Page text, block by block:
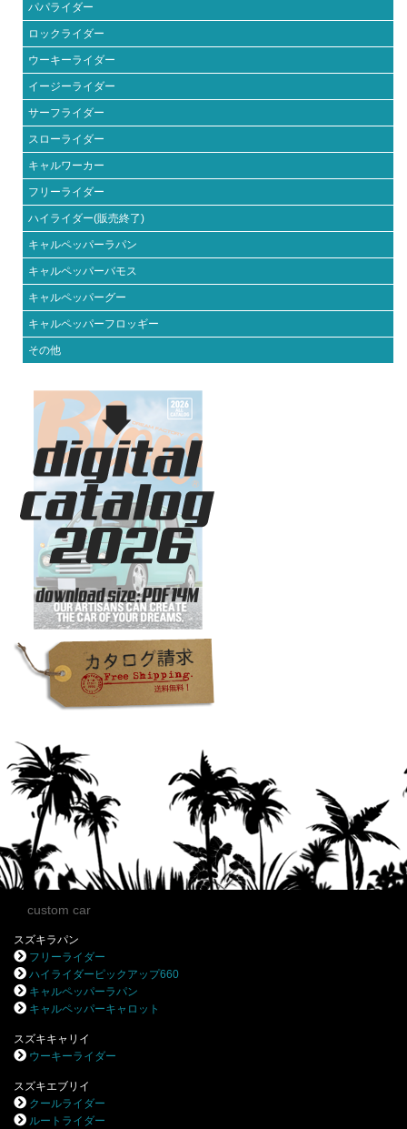
パパライダー
ロックライダー
ウーキーライダー
イージーライダー
サーフライダー
スローライダー
キャルワーカー
フリーライダー
ハイライダー(販売終了)
キャルペッパーラパン
キャルペッパーバモス
キャルペッパーグー
キャルペッパーフロッギー
その他
custom car
スズキラパン
フリーライダー
ハイライダーピックアップ660
キャルペッパーラパン
キャルペッパーキャロット
スズキキャリイ
ウーキーライダー
スズキエブリイ
クールライダー
ルートライダー